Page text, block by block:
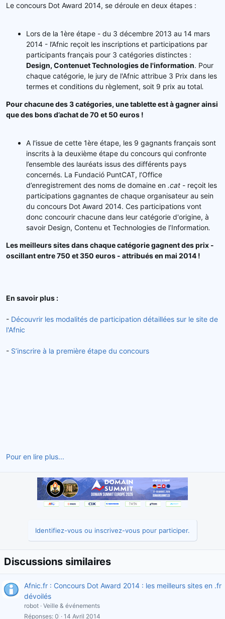
Le concours Dot Award 2014, se déroule en deux étapes :
Lors de la 1ère étape - du 3 décembre 2013 au 14 mars
2014 - l’Afnic reçoit les inscriptions et participations par
participants français pour 3 catégories distinctes :
Design, Contenuet Technologies de l'information. Pour
chaque catégorie, le jury de l'Afnic attribue 3 Prix dans les
termes et conditions du règlement, soit 9 prix au total.
Pour chacune des 3 catégories, une tablette est à gagner ainsi
que des bons d’achat de 70 et 50 euros !
A l'issue de cette 1ère étape, les 9 gagnants français sont
inscrits à la deuxième étape du concours qui confronte
l’ensemble des lauréats issus des différents pays
concernés. La Fundació PuntCAT, l’Office
d’enregistrement des noms de domaine en .cat - reçoit les
participations gagnantes de chaque organisateur au sein
du concours Dot Award 2014. Ces participations vont
donc concourir chacune dans leur catégorie d'origine, à
savoir Design, Contenu et Technologies de l’Information.
Les meilleurs sites dans chaque catégorie gagnent des prix -
oscillant entre 750 et 350 euros - attribués en mai 2014 !
En savoir plus :
- Découvrir les modalités de participation détaillées sur le site de
l'Afnic
- S’inscrire à la première étape du concours
Pour en lire plus...
Identifiez-vous ou inscrivez-vous pour participer.
Discussions similaires
Afnic.fr : Concours Dot Award 2014 : les meilleurs sites en .fr
dévoilés
robot Veille & événements
Réponses 0 14 Avril 2014